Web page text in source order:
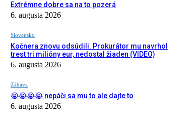
Extrémne dobre sa na to pozerá
6. augusta 2026
Slovensko
Kočnera znovu odsúdili. Prokurátor mu navrhol
trest tri milióny eur, nedostal žiaden (VIDEO)
6. augusta 2026
Zábava
😭😭😭😭 nepáči sa mu to ale dajte to
6. augusta 2026